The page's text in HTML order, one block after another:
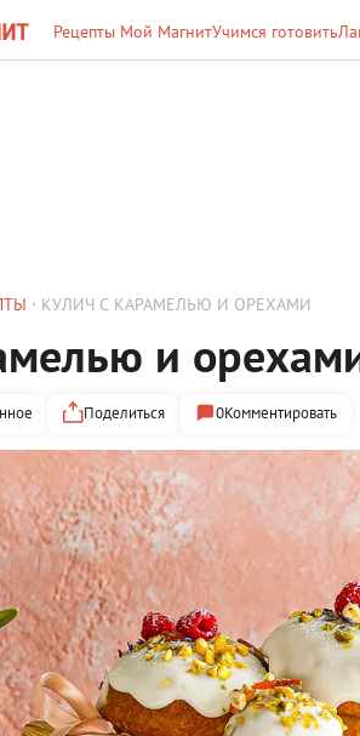
Рецепты Мой МагнитУчимся готовить
КУЛИЧ С КАРАМЕЛЬЮ И ОРЕХАМИ
и
Поделиться 0Комментировать